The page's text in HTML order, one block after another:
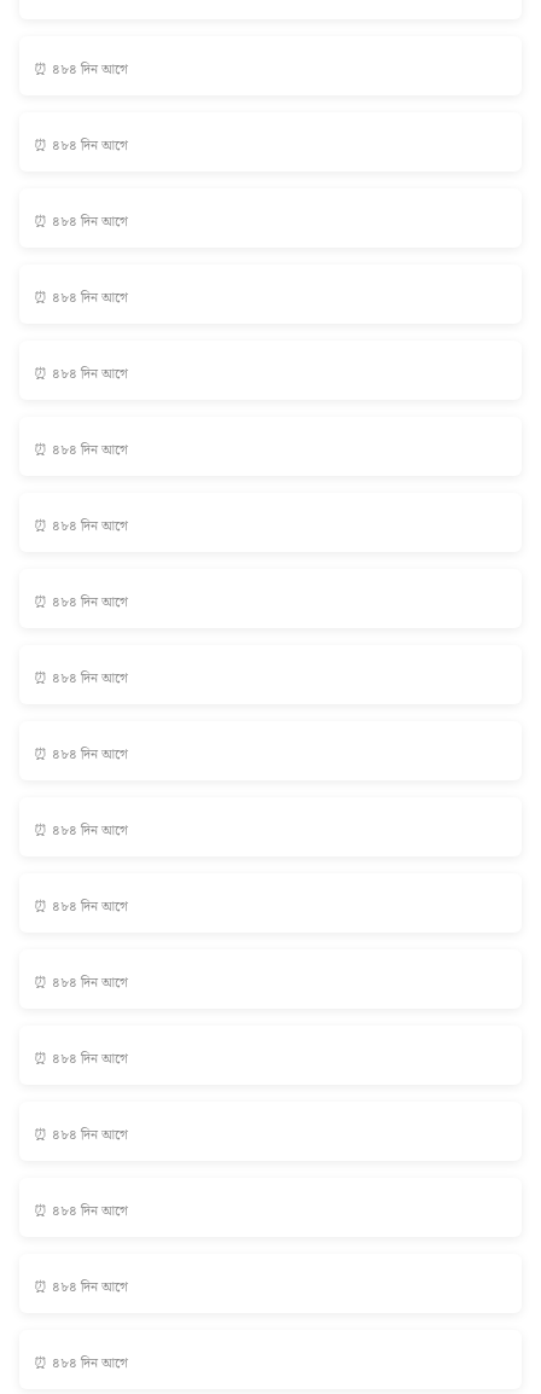
⏰ ৪৮৪ দিন আগে
⏰ ৪৮৪ দিন আগে
⏰ ৪৮৪ দিন আগে
⏰ ৪৮৪ দিন আগে
⏰ ৪৮৪ দিন আগে
⏰ ৪৮৪ দিন আগে
⏰ ৪৮৪ দিন আগে
⏰ ৪৮৪ দিন আগে
⏰ ৪৮৪ দিন আগে
⏰ ৪৮৪ দিন আগে
⏰ ৪৮৪ দিন আগে
⏰ ৪৮৪ দিন আগে
⏰ ৪৮৪ দিন আগে
⏰ ৪৮৪ দিন আগে
⏰ ৪৮৪ দিন আগে
⏰ ৪৮৪ দিন আগে
⏰ ৪৮৪ দিন আগে
⏰ ৪৮৪ দিন আগে